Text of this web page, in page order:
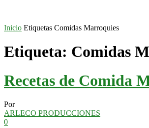
Inicio Etiquetas Comidas Marroquies
Etiqueta: Comidas
Recetas de Comida
Por
ARLECO PRODUCCIONES
0